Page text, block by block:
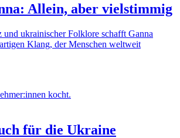
Allein, aber vielstimmig
und ukrainischer Folklore schafft Ganna
Klang, der Menschen weltweit
für die Ukraine